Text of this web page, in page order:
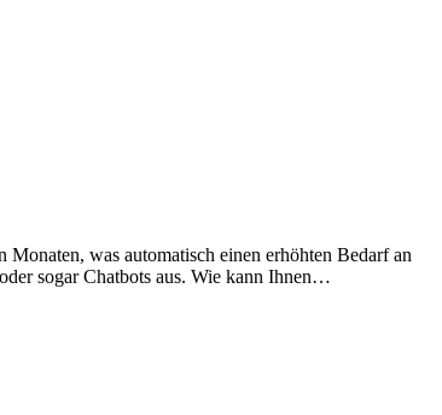
was automatisch einen erhöhten Bedarf an
sogar Chatbots aus. Wie kann Ihnen…